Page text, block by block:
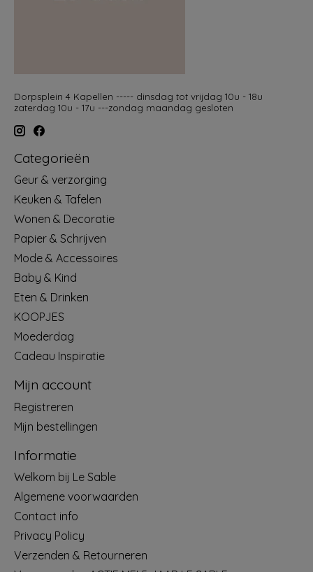
Dorpsplein 4 Kapellen ----- dinsdag tot vrijdag 10u - 18u
zaterdag 10u - 17u ---zondag maandag gesloten
Categorieën
Geur & verzorging
Keuken & Tafelen
Wonen & Decoratie
Papier & Schrijven
Mode & Accessoires
Baby & Kind
Eten & Drinken
KOOPJES
Moederdag
Cadeau Inspiratie
Mijn account
Registreren
Mijn bestellingen
Informatie
Welkom bij Le Sable
Algemene voorwaarden
Contact info
Privacy Policy
Verzenden & Retourneren